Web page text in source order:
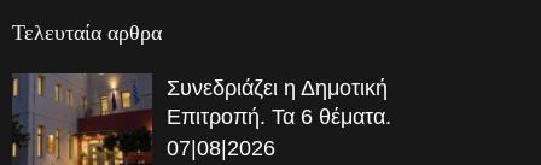
Τελευταία αρθρα
Συνεδριάζει η Δημοτική
Επιτροπή. Τα 6 θέματα.
07|08|2026